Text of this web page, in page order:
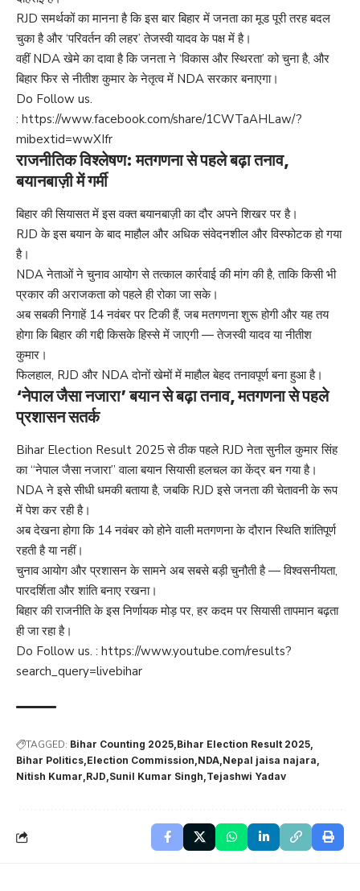
RJD समर्थकों का मानना है कि इस बार बिहार में जनता का मूड पूरी तरह बदल
चुका है और ‘परिवर्तन की लहर’ तेजस्वी यादव के पक्ष में है।
वहीं NDA खेमे का दावा है कि जनता ने ‘विकास और स्थिरता’ को चुना है, और
बिहार फिर से नीतीश कुमार के नेतृत्व में NDA सरकार बनाएगा।
Do Follow us.
: https://www.facebook.com/share/1CWTaAHLaw/?
mibextid=wwXIfr
राजनीतिक विश्लेषण: मतगणना से पहले बढ़ा तनाव,
बयानबाज़ी में गर्मी
बिहार की सियासत में इस वक्त बयानबाज़ी का दौर अपने शिखर पर है।
RJD के इस बयान के बाद माहौल और अधिक संवेदनशील और विस्फोटक हो गया
है।
NDA नेताओं ने चुनाव आयोग से तत्काल कार्रवाई की मांग की है, ताकि किसी भी
प्रकार की अराजकता को पहले ही रोका जा सके।
अब सबकी निगाहें 14 नवंबर पर टिकी हैं, जब मतगणना शुरू होगी और यह तय
होगा कि बिहार की गद्दी किसके हिस्से में जाएगी — तेजस्वी यादव या नीतीश
कुमार।
फिलहाल, RJD और NDA दोनों खेमों में माहौल बेहद तनावपूर्ण बना हुआ है।
‘नेपाल जैसा नजारा’ बयान से बढ़ा तनाव, मतगणना से पहले
प्रशासन सतर्क
Bihar Election Result 2025 से ठीक पहले RJD नेता सुनील कुमार सिंह
का “नेपाल जैसा नजारा” वाला बयान सियासी हलचल का केंद्र बन गया है।
NDA ने इसे सीधी धमकी बताया है, जबकि RJD इसे जनता की चेतावनी के रूप
में पेश कर रही है।
अब देखना होगा कि 14 नवंबर को होने वाली मतगणना के दौरान स्थिति शांतिपूर्ण
रहती है या नहीं।
चुनाव आयोग और प्रशासन के सामने अब सबसे बड़ी चुनौती है — विश्वसनीयता,
पारदर्शिता और शांति बनाए रखना।
बिहार की राजनीति के इस निर्णायक मोड़ पर, हर कदम पर सियासी तापमान बढ़ता
ही जा रहा है।
Do Follow us. : https://www.youtube.com/results?
search_query=livebihar
TAGGED: Bihar Counting 2025 Bihar Election Result 2025
Bihar Politics Election Commission NDA Nepal jaisa najara
Nitish Kumar RJD Sunil Kumar Singh Tejashwi Yadav